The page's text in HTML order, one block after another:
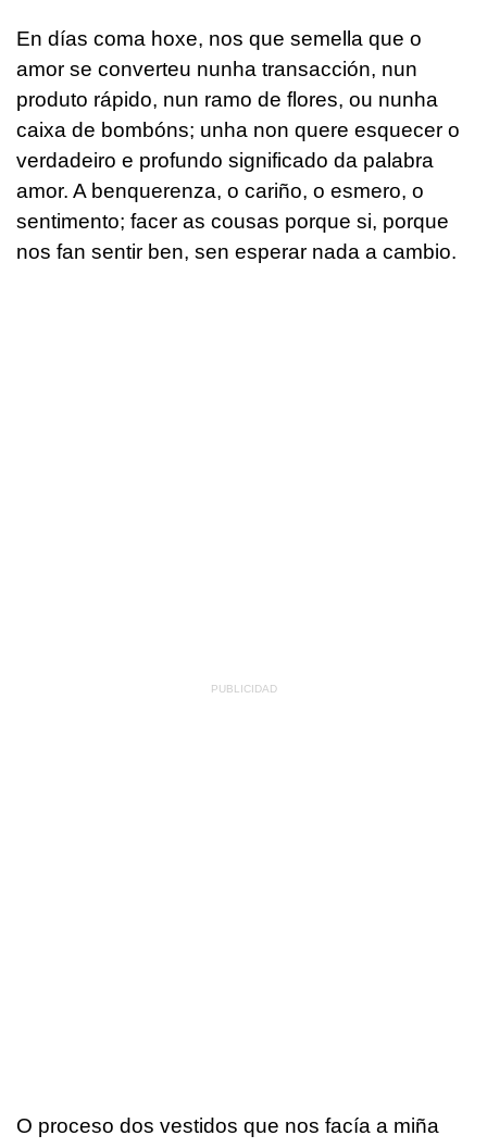
En días coma hoxe, nos que semella que o
amor se converteu nunha transacción, nun
produto rápido, nun ramo de flores, ou nunha
caixa de bombóns; unha non quere esquecer o
verdadeiro e profundo significado da palabra
amor. A benquerenza, o cariño, o esmero, o
sentimento; facer as cousas porque si, porque
nos fan sentir ben, sen esperar nada a cambio.
O proceso dos vestidos que nos facía a miña